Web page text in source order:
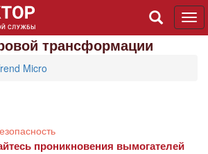
трансформации
Micro
проникновения вымогателей